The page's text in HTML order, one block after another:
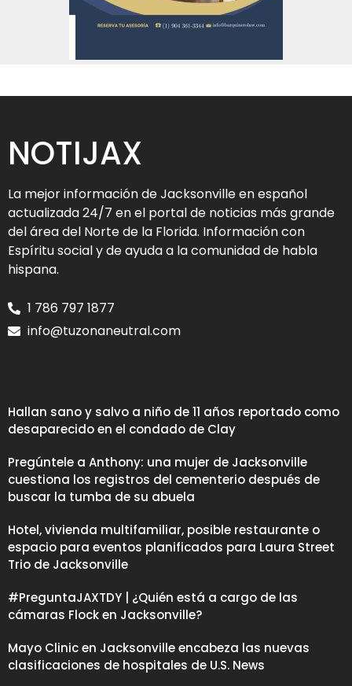
NOTIJAX
La mejor información de Jacksonville en español
actualizada 24/7 en el portal de noticias más grande
del área del Norte de la Florida. Información con
Espíritu social y de ayuda a la comunidad de habla
hispana.
1 786 797 1877
info@tuzonaneutral.com
Hallan sano y salvo a niño de 11 años reportado como
desaparecido en el condado de Clay
Pregúntele a Anthony: una mujer de Jacksonville
cuestiona los registros del cementerio después de
buscar la tumba de su abuela
Hotel, vivienda multifamiliar, posible restaurante o
espacio para eventos planificados para Laura Street
Trio de Jacksonville
#PreguntaJAXTDY | ¿Quién está a cargo de las
cámaras Flock en Jacksonville?
Mayo Clinic en Jacksonville encabeza las nuevas
clasificaciones de hospitales de U.S. News